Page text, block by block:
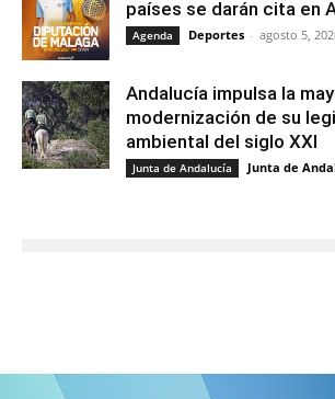
países se darán cita en
Agenda Deportes - agosto 5,
Andalucía impulsa la
modernización de su
ambiental del siglo XXI
Junta de Andalucía Junta de